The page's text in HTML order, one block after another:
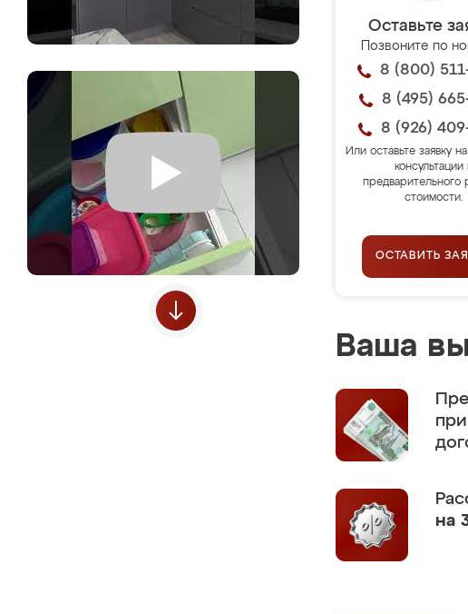
Оставьте
Позвоните по
8 (800)
8 (495)
8 (926)
Или оставьте заявку
консультации
предварительного
стоимости.
ОСТАВИТЬ
Ваша
на